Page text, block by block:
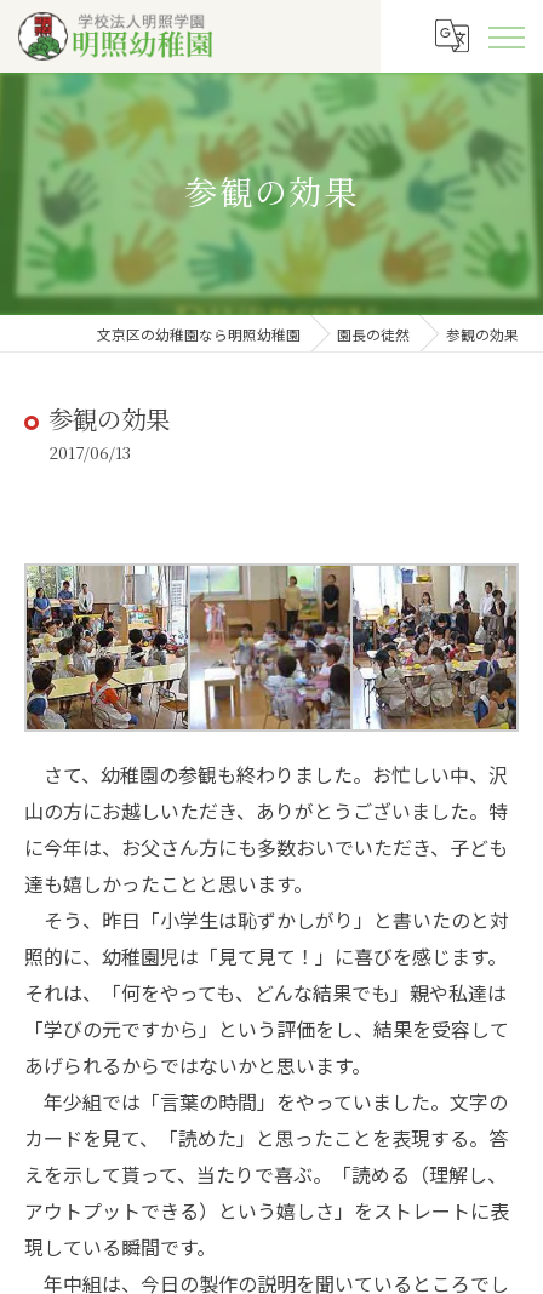
参観の効果
文京区の幼稚園なら明照幼稚園 園長の徒然 参観の効果
参観の効果
2017/06/13
さて、幼稚園の参観も終わりました。お忙しい中、沢
山の方にお越しいただき、ありがとうございました。特
に今年は、お父さん方にも多数おいでいただき、子ども
達も嬉しかったことと思います。
そう、昨日「小学生は恥ずかしがり」と書いたのと対
照的に、幼稚園児は「見て見て！」に喜びを感じます。
それは、「何をやっても、どんな結果でも」親や私達は
「学びの元ですから」という評価をし、結果を受容して
あげられるからではないかと思います。
年少組では「言葉の時間」をやっていました。文字の
カードを見て、「読めた」と思ったことを表現する。答
えを示して貰って、当たりで喜ぶ。「読める（理解し、
アウトプットできる）という嬉しさ」をストレートに表
現している瞬間です。
年中組は、今日の製作の説明を聞いているところでし